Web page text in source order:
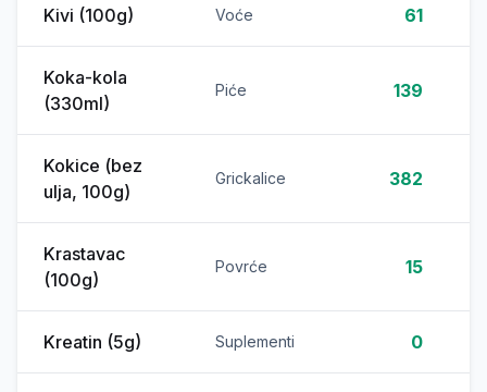
Kivi (100g) Voće 61
Koka-kola
(330ml)
Piće 139
Kokice (bez
ulja, 100g)
Grickalice 382
Krastavac
(100g)
Povrće 15
Kreatin (5g) Suplementi 0